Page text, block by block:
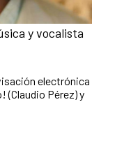
y vocalista
electrónica
(Claudio Pérez) y